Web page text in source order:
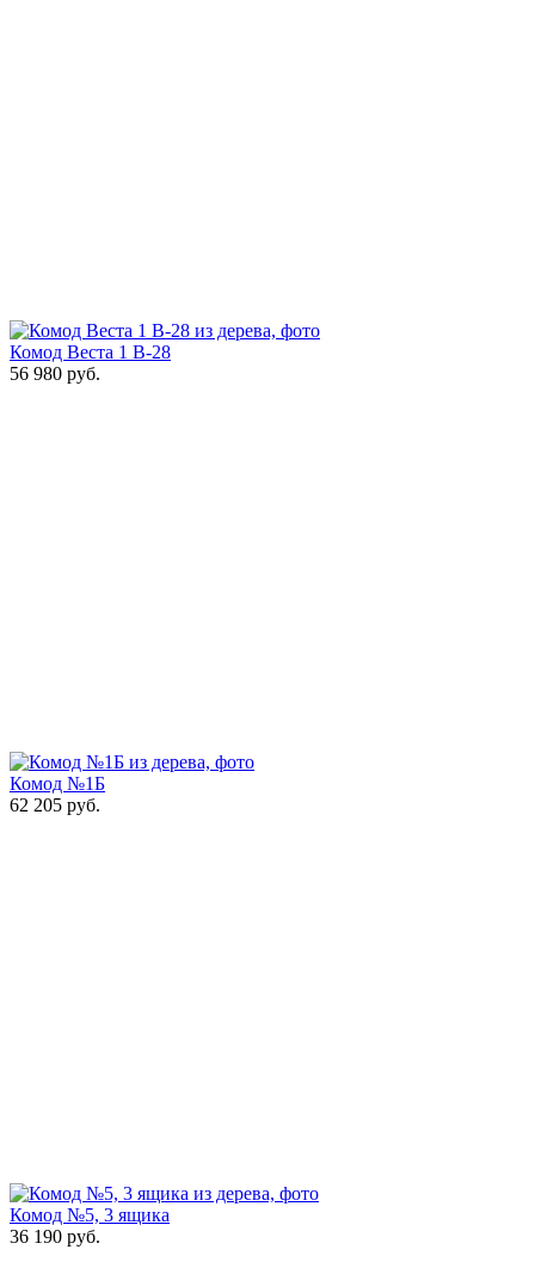
Комод Веста 1 В-28
56 980 руб.
Комод №1Б
62 205 руб.
Комод №5, 3 ящика
36 190 руб.